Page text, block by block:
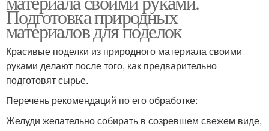
Подготовка природных
материалов для поделок
Красивые поделки из природного материала своими
руками делают после того, как предварительно
подготовят сырье.
Перечень рекомендаций по его обработке:
Желуди желательно собирать в созревшем свежем виде,